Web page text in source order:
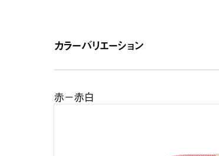
カラーバリエーション
赤－赤白